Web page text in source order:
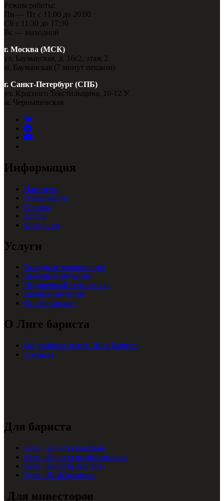
Режим работы:
Пн — Пт с 11:00 до 20:00
Сб с 11:30 до 17:30
Вс — выходной
г. Москва (МСК)
ул. Бауманская, д. 16с2, этаж 2.
м. Бауманская (7 минут пешком)
г. Санкт-Петербург (СПБ)
ул. Красного Текстильщика, 10-12 У
м. Чернышевская
Информация
Партнеры
Публикации
Отзывы
Кейсы
Франшиза
Услуги
Выездные мероприятия
Выездное обучение
Подарочный сертификат
Заочное обучение
Онлайн-оплата
О Лиге бариста
Об учебном центре Лиге Бариста
Команда
Для бариста
Курс «Бариста базовый»
Курс «Бариста профессионал»
Курс «Бариста эксперт»
Курс «Шеф-бариста»
Для инвесторов